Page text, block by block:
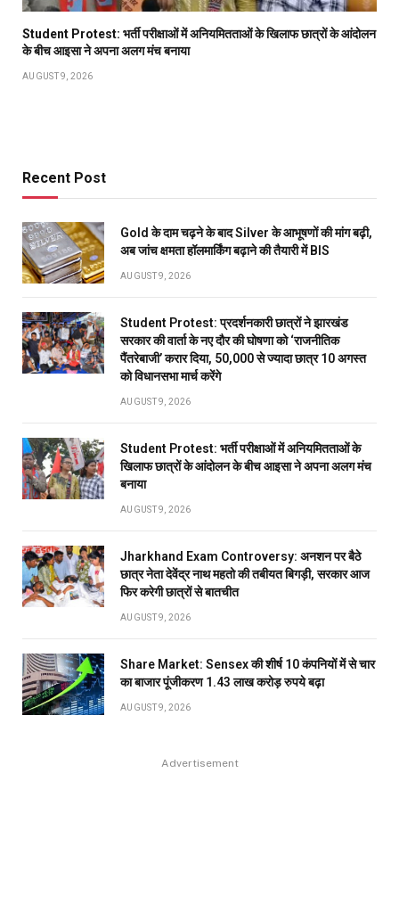
Student Protest: भर्ती परीक्षाओं में अनियमितताओं के खिलाफ छात्रों के आंदोलन
के बीच आइसा ने अपना अलग मंच बनाया
AUGUST 9, 2026
Recent Post
Gold के दाम चढ़ने के बाद Silver के आभूषणों की मांग बढ़ी,
अब जांच क्षमता हॉलमार्किंग बढ़ाने की तैयारी में BIS
AUGUST 9, 2026
Student Protest: प्रदर्शनकारी छात्रों ने झारखंड
सरकार की वार्ता के नए दौर की घोषणा को ‘राजनीतिक
पैंतरेबाजी’ करार दिया, 50,000 से ज्यादा छात्र 10 अगस्त
को विधानसभा मार्च करेंगे
AUGUST 9, 2026
Student Protest: भर्ती परीक्षाओं में अनियमितताओं के
खिलाफ छात्रों के आंदोलन के बीच आइसा ने अपना अलग मंच
बनाया
AUGUST 9, 2026
Jharkhand Exam Controversy: अनशन पर बैठे
छात्र नेता देवेंद्र नाथ महतो की तबीयत बिगड़ी, सरकार आज
फिर करेगी छात्रों से बातचीत
AUGUST 9, 2026
Share Market: Sensex की शीर्ष 10 कंपनियों में से चार
का बाजार पूंजीकरण 1.43 लाख करोड़ रुपये बढ़ा
AUGUST 9, 2026
Advertisement